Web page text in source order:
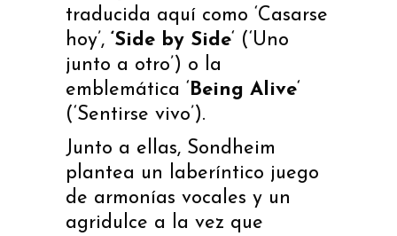
traducida aquí como ‘Casarse
hoy’, ‘Side by Side‘ (‘Uno
junto a otro’) o la
emblemática ‘Being Alive‘
(‘Sentirse vivo’).
Junto a ellas, Sondheim
plantea un laberíntico juego
de armonías vocales y un
agridulce a la vez que